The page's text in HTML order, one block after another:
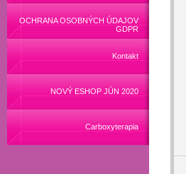
OCHRANA OSOBNÝCH ÚDAJOV
GDPR
Kontakt
NOVÝ ESHOP JÚN 2020
Carboxyterapia